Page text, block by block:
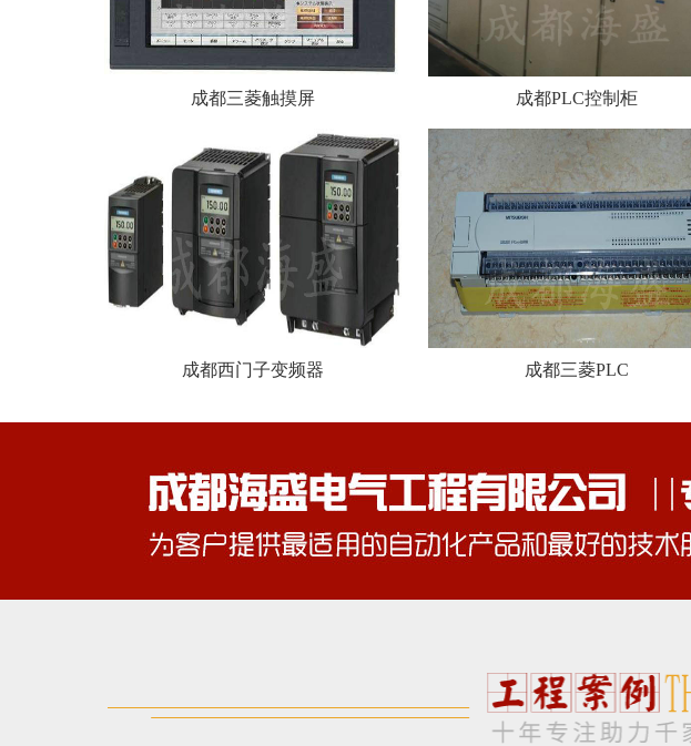
成都三菱触摸屏 成都PLC控制柜
成都西门子变频器 成都三菱PLC